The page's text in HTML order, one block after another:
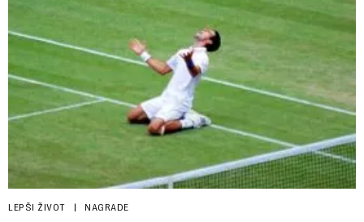
LEPŠI ŽIVOT NAGRADE